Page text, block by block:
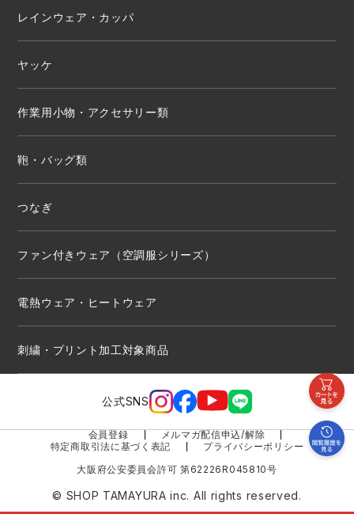
レインウェア・カッパ
ヤッケ
作業用小物・アクセサリー類
鞄・バッグ類
つなぎ
ファン付きウェア（空調服シリーズ）
電熱ウェア・ヒートウェア
刺繍・プリント加工対象商品
公式SNS
会員登録
メルマガ配信申込/解除
特定商取引法に基づく表記
プライバシーポリシー
大阪府公安委員会許可 第62226R045810号
© SHOP TAMAYURA inc. All rights reserved.